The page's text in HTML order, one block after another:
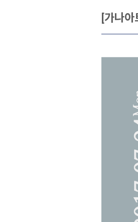
[가나